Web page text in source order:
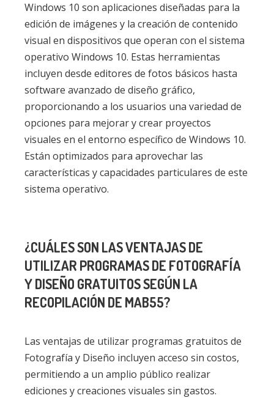
Windows 10 son aplicaciones diseñadas para la
edición de imágenes y la creación de contenido
visual en dispositivos que operan con el sistema
operativo Windows 10. Estas herramientas
incluyen desde editores de fotos básicos hasta
software avanzado de diseño gráfico,
proporcionando a los usuarios una variedad de
opciones para mejorar y crear proyectos
visuales en el entorno específico de Windows 10.
Están optimizados para aprovechar las
características y capacidades particulares de este
sistema operativo.
¿CUÁLES SON LAS VENTAJAS DE
UTILIZAR PROGRAMAS DE FOTOGRAFÍA
Y DISEÑO GRATUITOS SEGÚN LA
RECOPILACIÓN DE MAB55?
Las ventajas de utilizar programas gratuitos de
Fotografía y Diseño incluyen acceso sin costos,
permitiendo a un amplio público realizar
ediciones y creaciones visuales sin gastos.